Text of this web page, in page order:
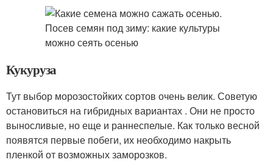
Кукуруза
Тут выбор морозостойких сортов очень велик. Советую
остановиться на гибридных вариантах . Они не просто
выносливые, но еще и раннеспелые. Как только весной
появятся первые побеги, их необходимо накрыть
пленкой от возможных заморозков.